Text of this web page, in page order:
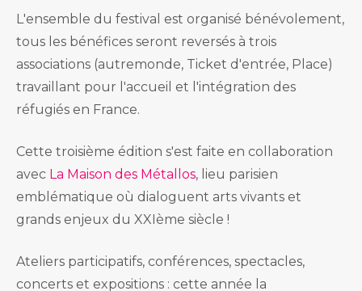
L'ensemble du festival est organisé bénévolement,
tous les bénéfices seront reversés à trois
associations (autremonde, Ticket d'entrée, Place)
travaillant pour l'accueil et l'intégration des
réfugiés en France.
Cette troisième édition s'est faite en collaboration
avec La Maison des Métallos, lieu parisien
emblématique où dialoguent arts vivants et
grands enjeux du XXIème siècle !
Ateliers participatifs, conférences, spectacles,
concerts et expositions : cette année la